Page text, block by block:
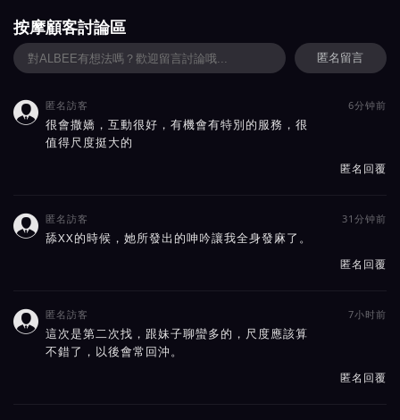
按摩顧客討論區
匿名留言
 匿名訪客 6分钟前
很會撒嬌，互動很好，有機會有特別的服務，很
值得尺度挺大的
匿名回覆
 匿名訪客 31分钟前
舔XX的時候，她所發出的呻吟讓我全身發麻了。
匿名回覆
 匿名訪客 7小时前
這次是第二次找，跟妹子聊蠻多的，尺度應該算
不錯了，以後會常回沖。
匿名回覆